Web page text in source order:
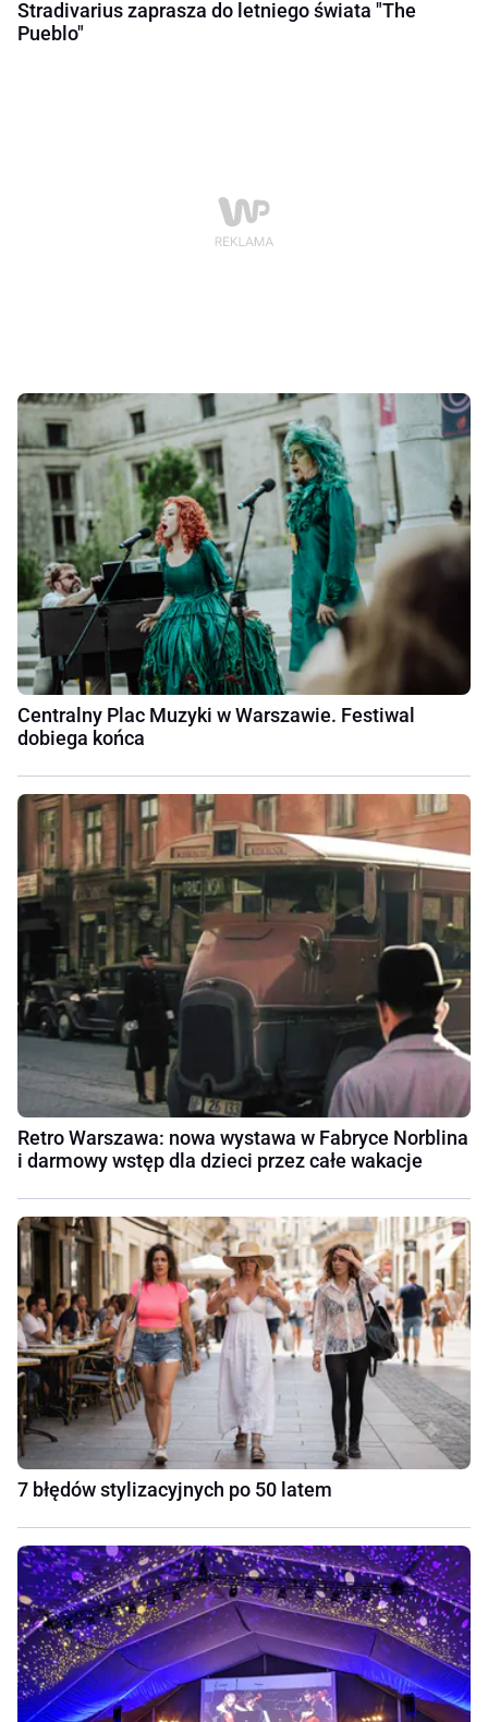
Stradivarius zaprasza do letniego świata "The
Pueblo"
Centralny Plac Muzyki w Warszawie. Festiwal
dobiega końca
Retro Warszawa: nowa wystawa w Fabryce Norblina
i darmowy wstęp dla dzieci przez całe wakacje
7 błędów stylizacyjnych po 50 latem